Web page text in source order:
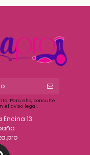
Para ello, consulte
el aviso legal.
13